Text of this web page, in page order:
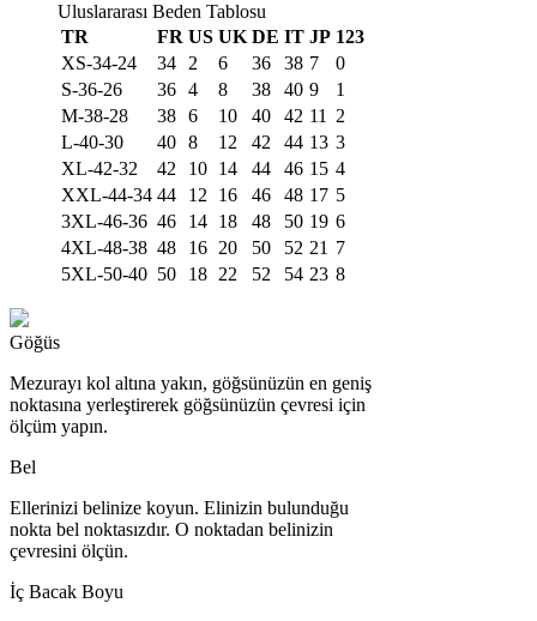
Uluslararası Beden Tablosu
TR
FR US UK DE IT JP 123
XS-34-24
34 2 6 36 38 7
0
S-36-26
36 4 8 38 40 9
1
M-38-28
38 6 10 40 42 11
2
L-40-30
40 8 12 42 44 13 3
XL-42-32
42 10 14 44 46 15 4
XXL-44-34 44 12 16 46 48 17 5
3XL-46-36 46 14 18 48 50 19 6
4XL-48-38 48 16 20 50 52 21 7
5XL-50-40 50 18 22 52 54 23 8
Göğüs
Mezurayı kol altına yakın, göğsünüzün en geniş
noktasına yerleştirerek göğsünüzün çevresi için
ölçüm yapın.
Bel
Ellerinizi belinize koyun. Elinizin bulunduğu
nokta bel noktasızdır. O noktadan belinizin
çevresini ölçün.
İç Bacak Boyu